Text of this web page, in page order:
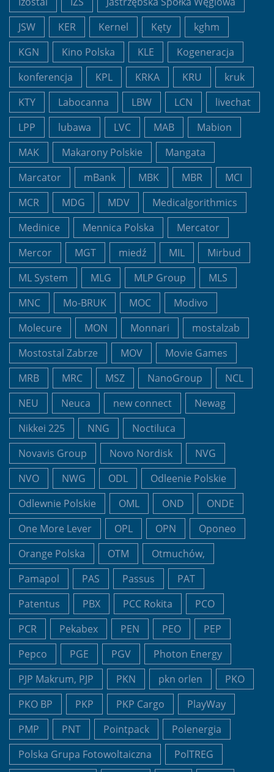
JSW
KER Kernel Kęty
kghm
KGN
Kino Polska KLE
Kogeneracja
konferencja
KPL KRKA KRU
kruk
KTY
Labocanna LBW LCN
livechat
LPP
lubawa LVC MAB
Mabion
MAK
Makarony Polskie
Mangata
Marcator
mBank MBK MBR
MCI
MCR
MDG MDV
Medicalgorithmics
Medinice
Mennica Polska
Mercator
Mercor
MGT miedź MIL
Mirbud
ML System
MLG MLP Group
MLS
MNC
Mo-BRUK MOC
Modivo
Molecure
MON Monnari
mostalzab
Mostostal Zabrze
MOV
Movie Games
MRB
MRC MSZ NanoGroup
NCL
NEU
Neuca new connect
Newag
Nikkei 225
NNG
Noctiluca
Novavis Group
Novo Nordisk
NVG
NVO
NWG ODL
Odleenie Polskie
Odlewnie Polskie
OML OND
ONDE
One More Lever
OPL OPN
Oponeo
Orange Polska
OTM
Otmuchów,
Pamapol
PAS Passus
PAT
Patentus
PBX PCC Rokita
PCO
PCR
Pekabex PEN PEO
PEP
Pepco
PGE PGV
Photon Energy
PJP Makrum, PJP
PKN pkn orlen
PKO
PKO BP
PKP PKP Cargo
PlayWay
PMP
PNT Pointpack
Polenergia
Polska Grupa Fotowoltaiczna
PolTREG